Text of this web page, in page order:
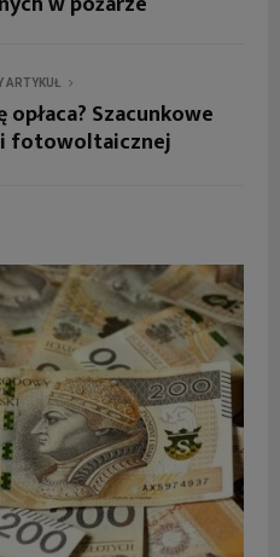
ARTYKUŁ
Szacunkowe
fotowoltaicznej